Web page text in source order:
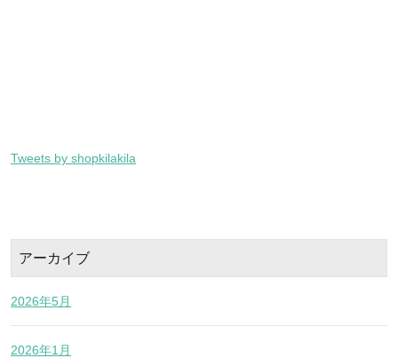
Tweets by shopkilakila
アーカイブ
2026年5月
2026年1月